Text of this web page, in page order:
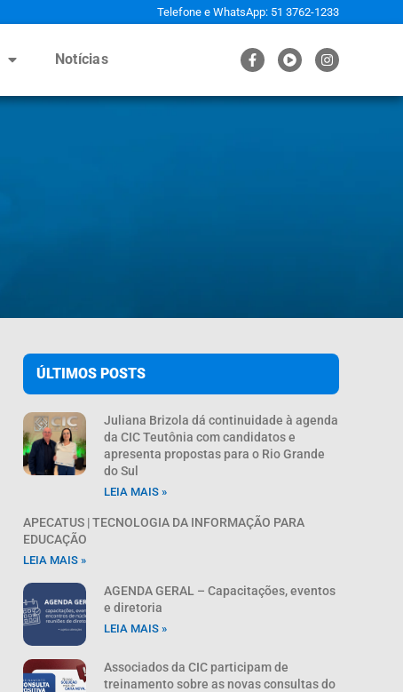
Telefone e WhatsApp: 51 3762-1233
Notícias
ÚLTIMOS POSTS
Juliana Brizola dá continuidade à agenda
da CIC Teutônia com candidatos e
apresenta propostas para o Rio Grande
do Sul
LEIA MAIS »
APECATUS | TECNOLOGIA DA INFORMAÇÃO PARA
EDUCAÇÃO
LEIA MAIS »
AGENDA GERAL – Capacitações, eventos
e diretoria
LEIA MAIS »
Associados da CIC participam de
treinamento sobre as novas consultas do